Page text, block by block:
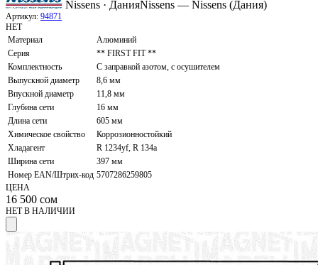
Nissens · ДанияNissens — Nissens (Дания)
Артикул: 94871
НЕТ
Материал
Алюминий
Серия
** FIRST FIT **
Комплектность
С заправкой азотом, с осушителем
Выпускной диаметр
8,6 мм
Впускной диаметр
11,8 мм
Глубина сети
16 мм
Длина сети
605 мм
Химическое свойство
Коррозионностойкий
Хладагент
R 1234yf, R 134a
Ширина сети
397 мм
Номер EAN/Штрих-код 5707286259805
ЦЕНА
16 500 сом
НЕТ В НАЛИЧИИ